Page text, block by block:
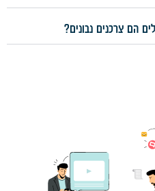
צרכנים נבונים?